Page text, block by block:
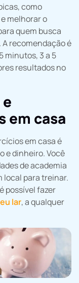
como
melhorar o
quem busca
recomendação é
minutos, 3 a 5
resultados no
em casa
em casa é
e dinheiro. Você
de academia
local para treinar.
possível fazer
lar, a qualquer